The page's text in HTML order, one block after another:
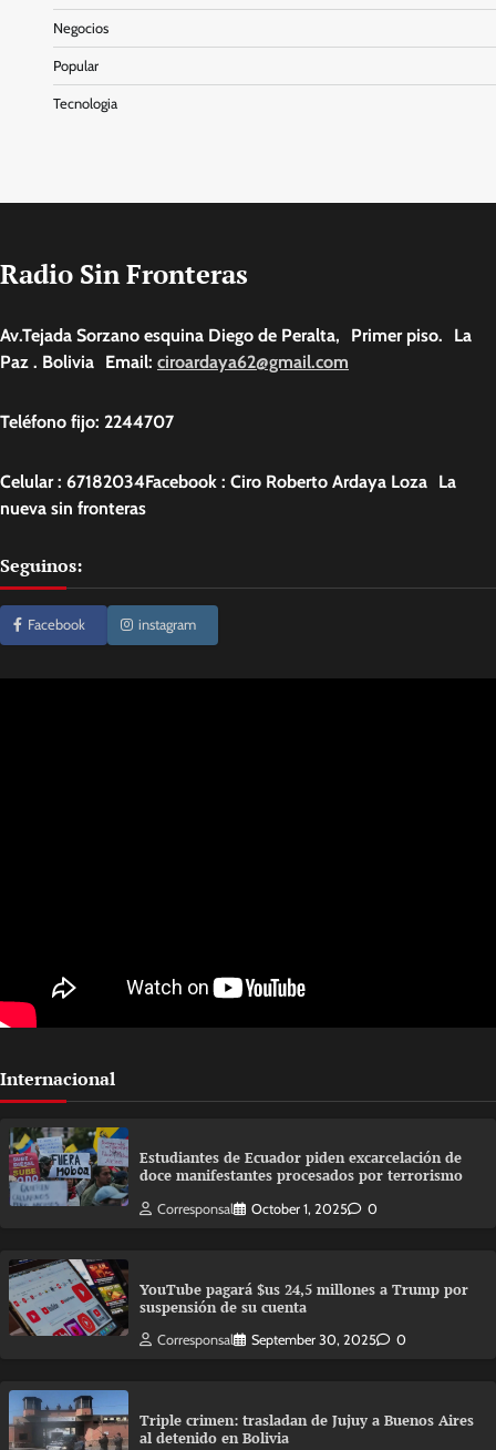
Negocios
Popular
Tecnologia
Radio Sin Fronteras
Av.Tejada Sorzano esquina Diego de Peralta, Primer piso. La
Paz . Bolivia Email: ciroardaya62@gmail.com
Teléfono fijo: 2244707
Celular : 67182034Facebook : Ciro Roberto Ardaya Loza La
nueva sin fronteras
Seguinos:
Facebook instagram
Internacional
Estudiantes de Ecuador piden excarcelación de
doce manifestantes procesados por terrorismo
Corresponsal October 1, 2025 0
YouTube pagará $us 24,5 millones a Trump por
suspensión de su cuenta
Corresponsal September 30, 2025 0
Triple crimen: trasladan de Jujuy a Buenos Aires
al detenido en Bolivia